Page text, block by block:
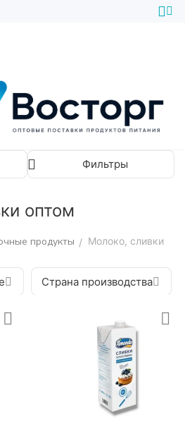
Фильтры
оптом
продукты / Молоко, сливки
Страна производства